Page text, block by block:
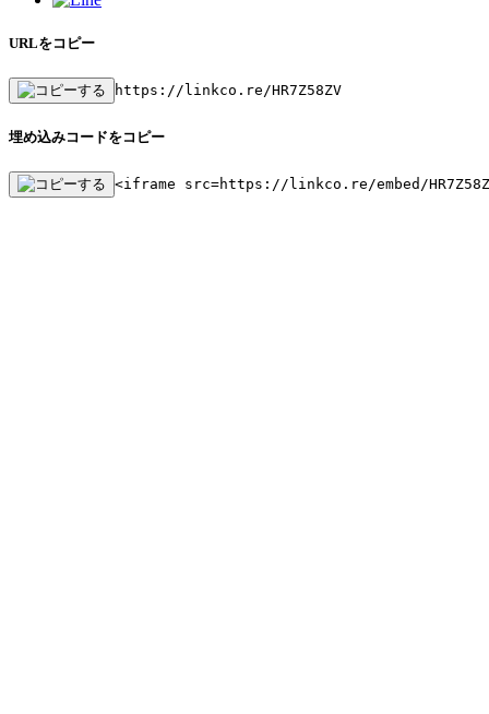
URLをコピー
https://linkco.re/HR7Z58ZV
埋め込みコードをコピー
<iframe src=https://linkco.re/embed/